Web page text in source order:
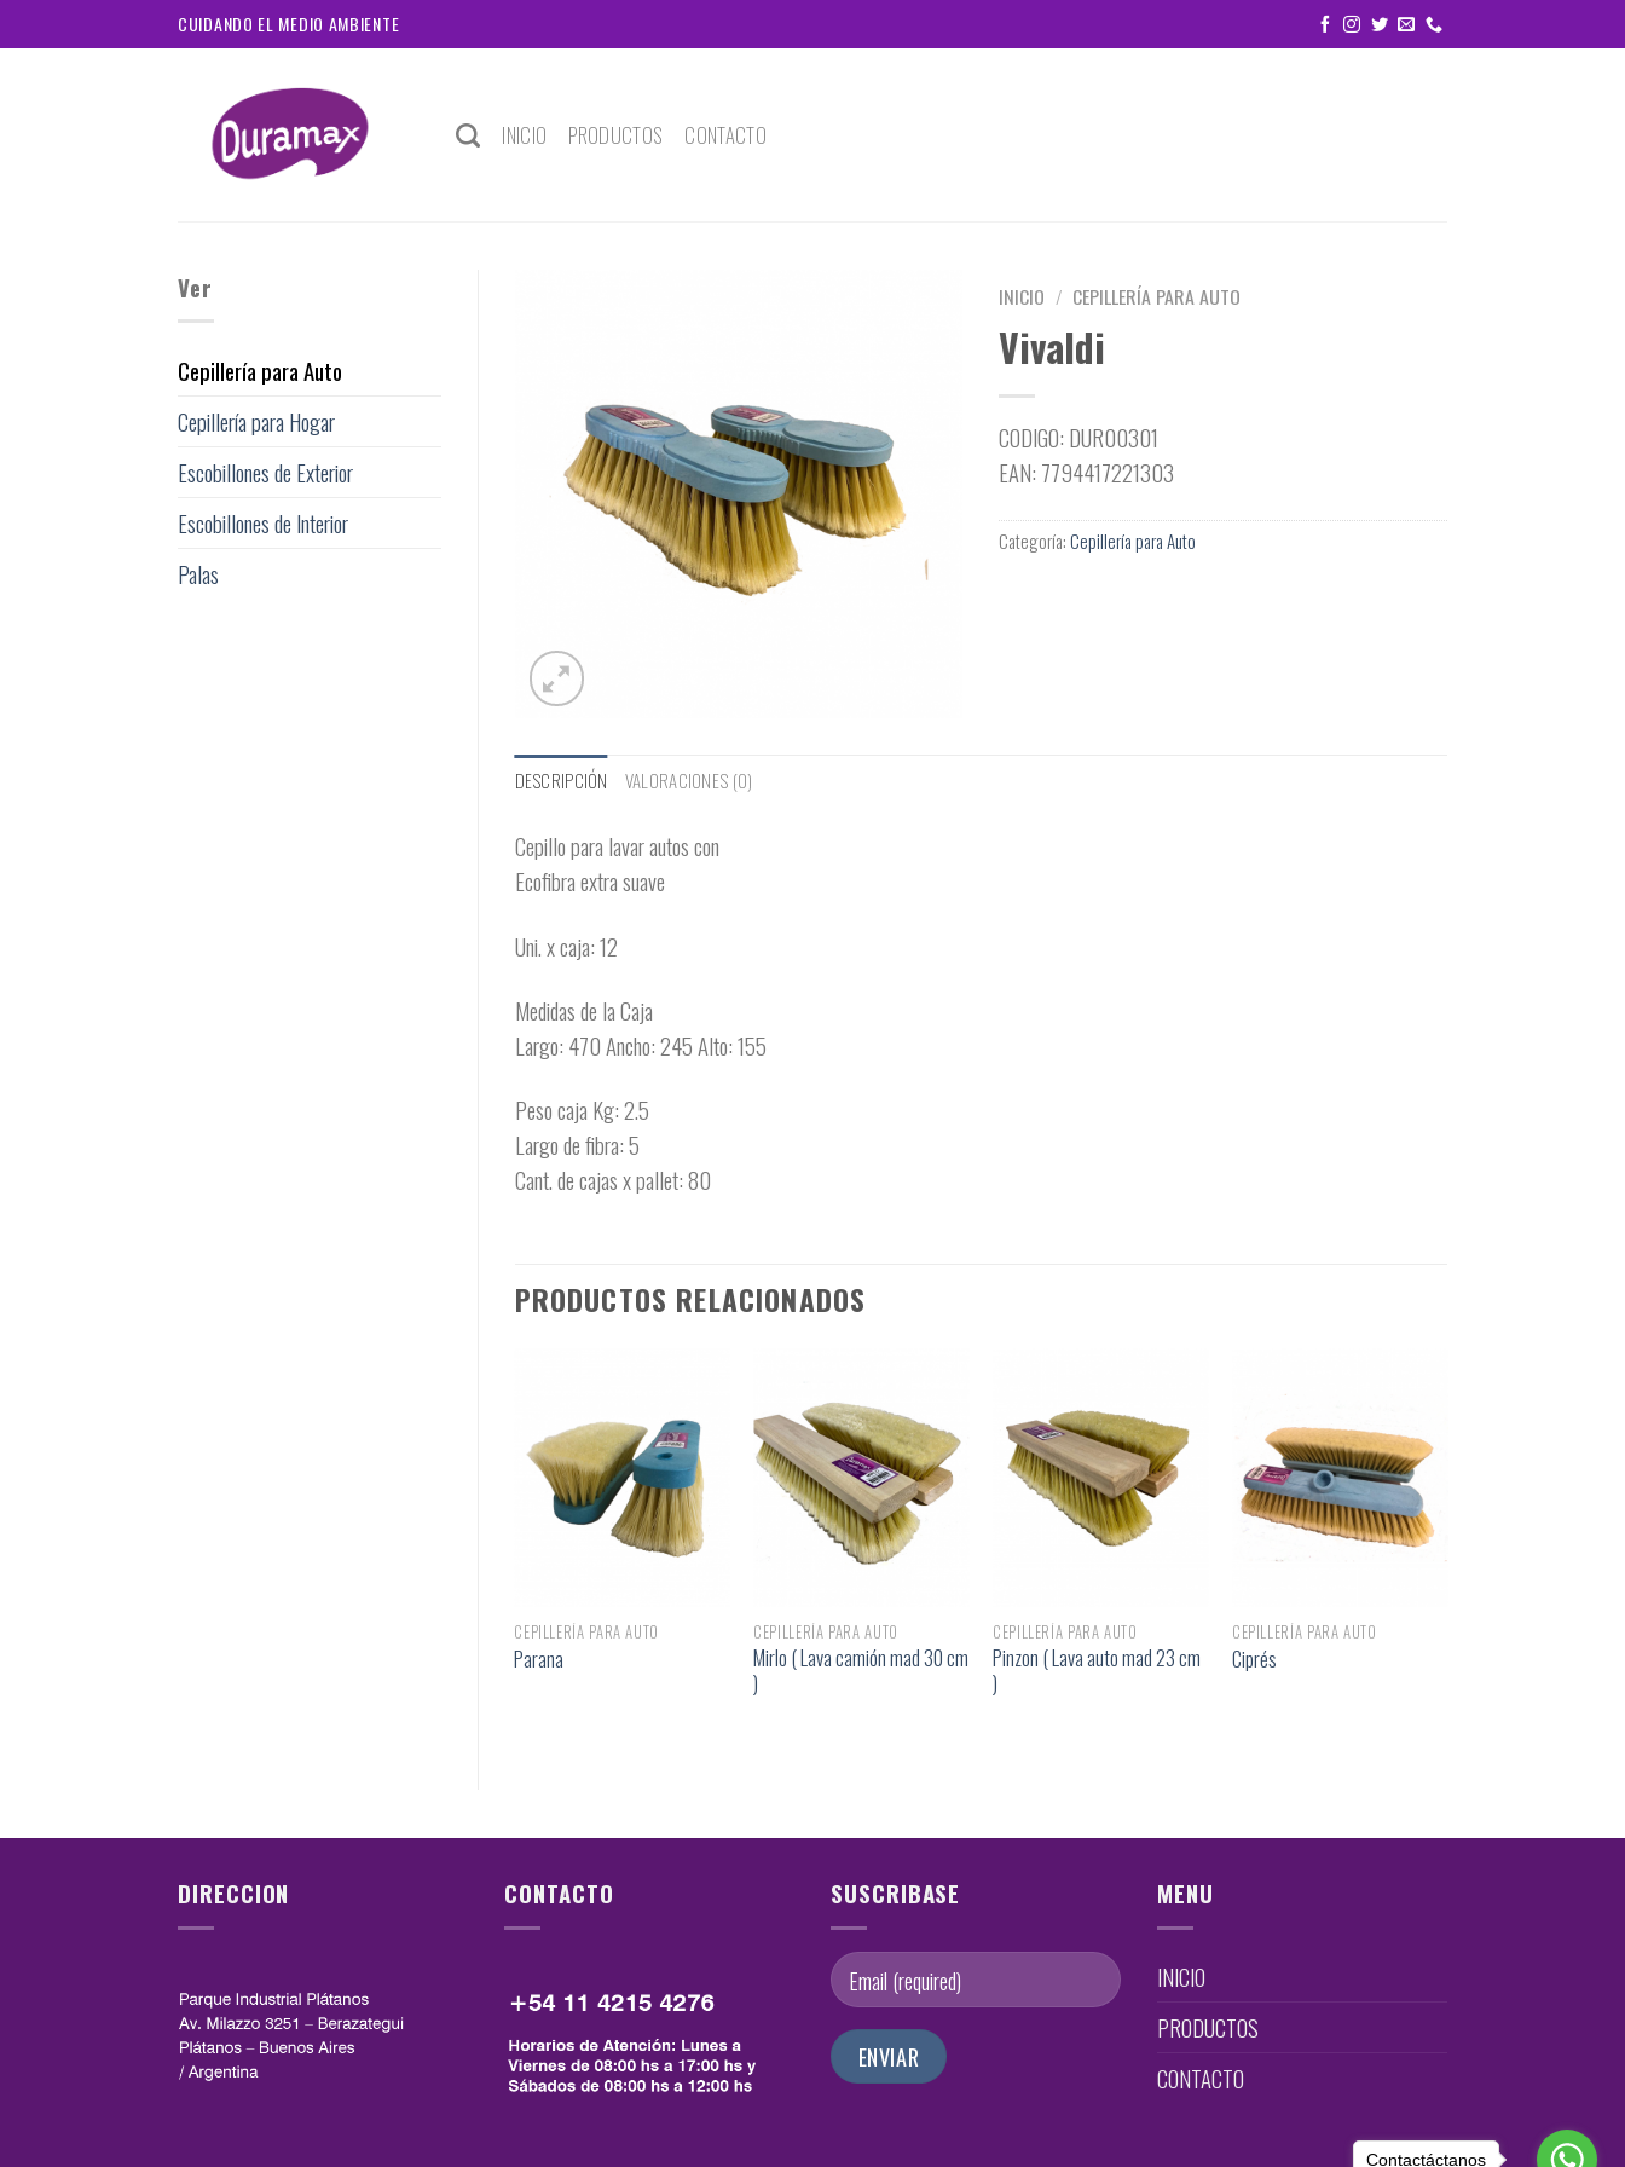
to
CUIDANDO EL MEDIO AMBIENTE
INICIO PRODUCTOS CONTACTO
Ver
Cepillería para Auto
Cepillería para Hogar
Escobillones de Exterior
Escobillones de Interior
Palas
INICIO / CEPILLERÍA PARA AUTO
Vivaldi
CODIGO: DUR00301
EAN: 7794417221303
Categoría:Cepillería para Auto
DESCRIPCIÓN VALORACIONES (0)
Cepillo para lavar autos con
Ecofibra extra suave
Uni. x caja: 12
Medidas de la Caja
Largo: 470 Ancho: 245 Alto: 155
Peso caja Kg: 2.5
Largo de fibra: 5
Cant. de cajas x pallet: 80
PRODUCTOS RELACIONADOS
CEPILLERÍA PARA AUTO
Parana
CEPILLERÍA PARA AUTO
Mirlo ( Lava camión mad 30 cm
)
CEPILLERÍA PARA AUTO
Pinzon ( Lava auto mad 23 cm
)
CEPILLERÍA PARA AUTO
Ciprés
DIRECCION CONTACTO SUSCRIBASE MENU
INICIO
PRODUCTOS
CONTACTO
Contactáctanos